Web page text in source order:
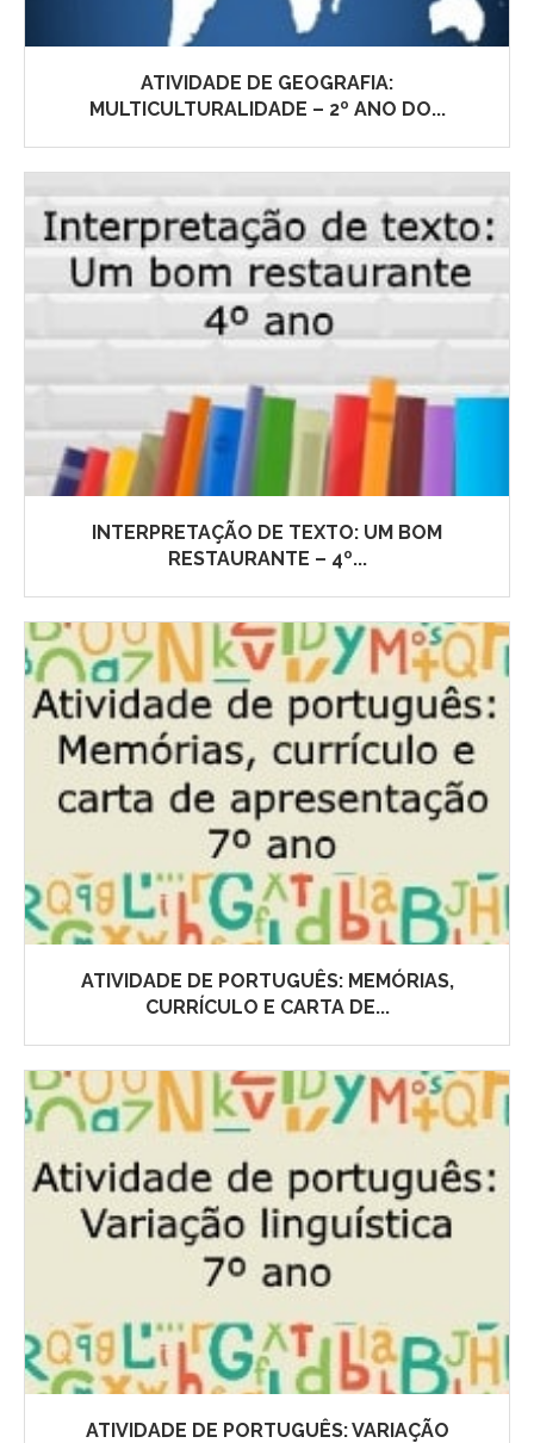
ATIVIDADE DE GEOGRAFIA:
MULTICULTURALIDADE – 2º ANO DO...
INTERPRETAÇÃO DE TEXTO: UM BOM
RESTAURANTE – 4º...
ATIVIDADE DE PORTUGUÊS: MEMÓRIAS,
CURRÍCULO E CARTA DE...
ATIVIDADE DE PORTUGUÊS: VARIAÇÃO